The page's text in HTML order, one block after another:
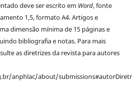
deve ser escrito em Word, fonte
1,5, formato A4. Artigos e
dimensão mínima de 15 páginas e
bibliografia e notas. Para mais
as diretrizes da revista para autores
anphlac/about/